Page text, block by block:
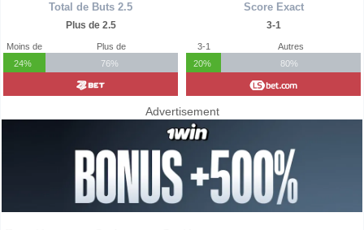
Total de Buts 2.5
Plus de 2.5
Moins de
24%
Plus de
76%
Score Exact
3-1
3-1
20%
Autres
80%
Advertisement